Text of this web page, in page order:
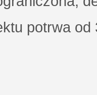
potrwa